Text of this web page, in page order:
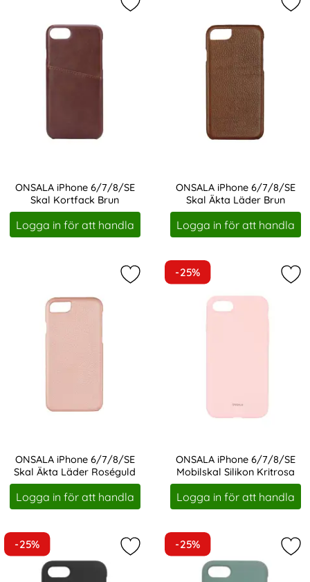
ONSALA iPhone 6/7/8/SE
Skal Kortfack Brun
Art. nr 207329
Logga in för att handla
Markera oNSALA iPhone 6/7/8/
ONSALA iPhone 6/7/8/SE
Skal Äkta Läder Brun
Art. nr 207440
Logga in för att handla
ONSALA iPhone 6/7/8/SE
Skal Äkta Läder Roséguld
Art. nr 207445
Logga in för att handla
Markera oNSALA iPhone 6/7/8/
-25%
ONSALA iPhone 6/7/8/SE
Mobilskal Silikon Kritrosa
Art. nr 207488
Logga in för att handla
-25%
Markera oNSALA iPhone 6/7/8/
-25%